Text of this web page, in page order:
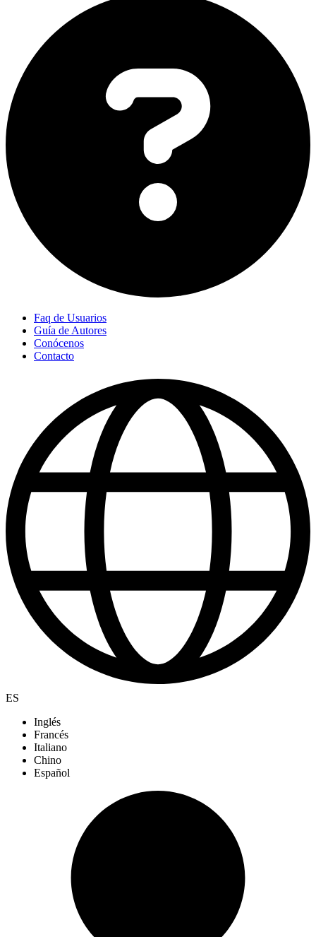
Faq de Usuarios
Guía de Autores
Conócenos
Contacto
ES
Inglés
Francés
Italiano
Chino
Español